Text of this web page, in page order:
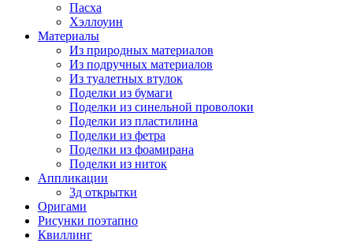
Пасха
Хэллоуин
Материалы
Из природных материалов
Из подручных материалов
Из туалетных втулок
Поделки из бумаги
Поделки из синельной проволоки
Поделки из пластилина
Поделки из фетра
Поделки из фоамирана
Поделки из ниток
Аппликации
3д открытки
Оригами
Рисунки поэтапно
Квиллинг